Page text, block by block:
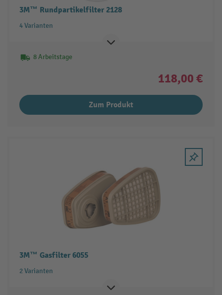
3M™ Rundpartikelfilter 2128
4 Varianten
8 Arbeitstage
118,00 €
Zum Produkt
3M™ Gasfilter 6055
2 Varianten